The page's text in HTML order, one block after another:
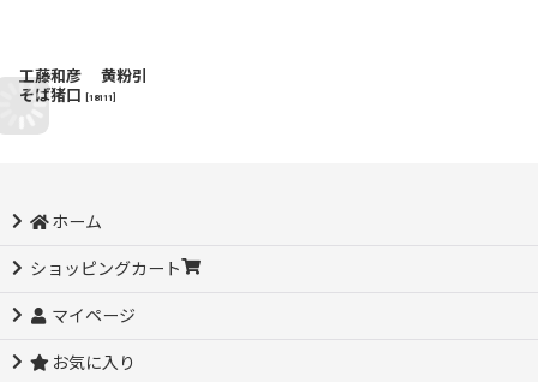
工藤和彦 黄粉引
そば猪口
18111
ホーム
ショッピングカート
マイページ
お気に入り